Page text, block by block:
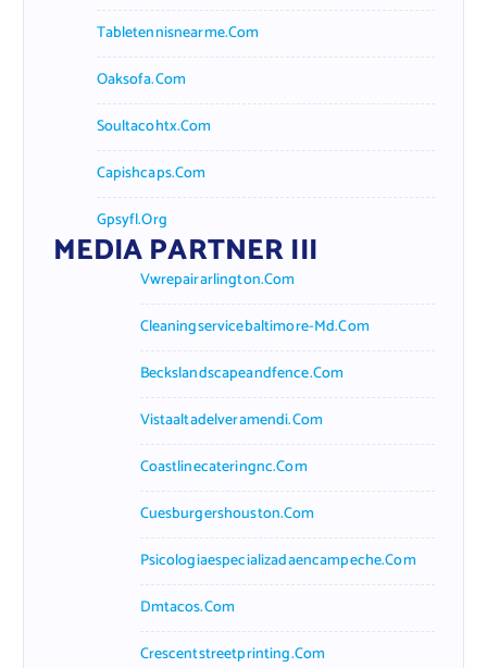
Tabletennisnearme.com
Oaksofa.com
Soultacohtx.com
Capishcaps.com
Gpsyfl.org
MEDIA PARTNER III
Vwrepairarlington.com
Cleaningservicebaltimore-Md.com
Beckslandscapeandfence.com
Vistaaltadelveramendi.com
Coastlinecateringnc.com
Cuesburgershouston.com
Psicologiaespecializadaencampeche.com
Dmtacos.com
Crescentstreetprinting.com